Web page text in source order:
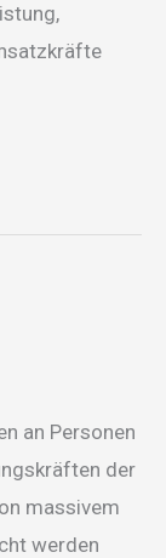
an Personen
der
massivem
werden